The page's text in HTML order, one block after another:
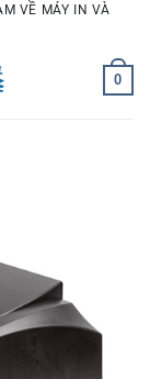
VỀ MÁY IN VÀ
0